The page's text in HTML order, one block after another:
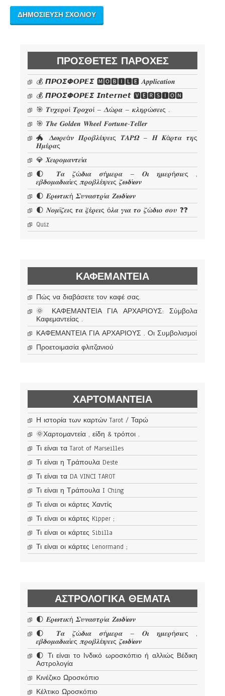
ΠΡΌΣΘΕΤΕΣ ΠΑΡΟΧΈΣ
💰 𝞟𝞠𝞞𝞢𝞥𝞞𝞠𝞔𝞢 🅼🅾🅱🅸🅻🅴 𝜜𝒑𝒑𝒍𝒊𝒄𝒂𝒕𝒊𝒐𝒏
💰 𝞟𝞠𝞞𝞢𝞥𝞞𝞠𝞔𝞢 𝙄𝙣𝙩𝙚𝙧𝙣𝙚𝙩 🆅🅴🆁🆂🅸🅾🅽
🎯 𝜯𝝊𝝌𝜺𝝆𝝄ί 𝜯𝝆𝝄𝝌𝝄ί – 𝜟ώ𝝆𝜶 – 𝜿𝝀𝜼𝝆ώ𝝈𝜺𝜾ς .
🎯 𝑻𝒉𝒆 𝑮𝒐𝒍𝒅𝒆𝒏 𝑾𝒉𝒆𝒆𝒍 𝑭𝒐𝒓𝒕𝒖𝒏𝒆-𝑻𝒆𝒍𝒍𝒆𝒓
🐲 𝜟𝝎𝝆𝜺ά𝝂 𝜫𝝆𝝄𝜷𝝀έ𝝍𝜺𝜾ς 𝜯𝜜𝜬𝜴 – 𝜢 𝜥ά𝝆𝝉𝜶 𝝉𝜼ς
𝜢𝝁έ𝝆𝜶ς
💎 𝜲𝜺𝜾𝝆𝝄𝝁𝜶𝝂𝝉𝜺ί𝜶
🌓 𝜯𝜶 𝜻ώ𝜹𝜾𝜶 𝝈ή𝝁𝜺𝝆𝜶 – 𝜪𝜾 𝜼𝝁𝜺𝝆ή𝝈𝜾𝜺ς ,
𝜺𝜷𝜹𝝄𝝁𝜶𝜹𝜾𝜶ί𝜺ς 𝝅𝝆𝝄𝜷𝝀έ𝝍𝜺𝜾ς 𝜻𝝎𝜹ί𝝎𝝂
🌓 𝜠𝝆𝝎𝝉𝜾𝜿ή 𝜮𝝊𝝂𝜶𝝈𝝉𝝆ί𝜶 𝜡𝝎𝜹ί𝝎𝝂
🌓 𝜨𝝄𝝁ί𝜻𝜺𝜾ς 𝝉𝜶 𝝃έ𝝆𝜺𝜾ς ό𝝀𝜶 𝜸𝜾𝜶 𝝉𝝄 𝜻ώ𝜹𝜾𝝄 𝝈𝝄𝝊 ❓❓
Quiz
ΚΑΦΕΜΑΝΤΕΊΑ
Πώς να διαβάσετε τον καφέ σας.
🌞 ΚΑΦΕΜΑΝΤΕΙΑ ΓΙΑ ΑΡΧΑΡΙΟΥΣ: Σύμβολα
Καφεμαντείας .
ΚΑΦΕΜΑΝΤΕΙΑ ΓΙΑ ΑΡΧΑΡΙΟΥΣ . Οι Συμβολισμοί
Προετοιμασία φλιτζανιού
ΧΑΡΤΟΜΑΝΤΕΊΑ
Η ιστορία των καρτών Tarot / Ταρώ
🌞Χαρτομαντεία , είδη & τρόποι .
Τι είναι τα Tarot of Marseilles
Τι είναι η Τράπουλα Deste
Τι είναι τα DA VINCI TAROT
Τι είναι η Τράπουλα I Ching
Τι είναι οι κάρτες Χαντίς
Τι είναι οι κάρτες Kipper ;
Τι είναι οι κάρτες Sibilla
Τι είναι οι κάρτες Lenormand ;
ΑΣΤΡΟΛΟΓΙΚΆ ΘΈΜΑΤΑ
🌓 𝜠𝝆𝝎𝝉𝜾𝜿ή 𝜮𝝊𝝂𝜶𝝈𝝉𝝆ί𝜶 𝜡𝝎𝜹ί𝝎𝝂
🌓 𝜯𝜶 𝜻ώ𝜹𝜾𝜶 𝝈ή𝝁𝜺𝝆𝜶 – 𝜪𝜾 𝜼𝝁𝜺𝝆ή𝝈𝜾𝜺ς ,
𝜺𝜷𝜹𝝄𝝁𝜶𝜹𝜾𝜶ί𝜺ς 𝝅𝝆𝝄𝜷𝝀έ𝝍𝜺𝜾ς 𝜻𝝎𝜹ί𝝎𝝂
🌓 Τι είναι το Ινδικό ωροσκόπιο ή αλλιώς Βέδικη
Αστρολογία
Κινέζικο Ωροσκόπιο
Κέλτικο Ωροσκόπιο